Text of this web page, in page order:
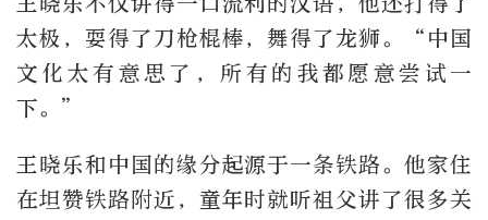
太极，耍得了刀枪棍棒，舞得了龙狮。“中国
文化太有意思了，所有的我都愿意尝试一
下。”
王晓乐和中国的缘分起源于一条铁路。他家住
在坦赞铁路附近，童年时就听祖父讲了很多关